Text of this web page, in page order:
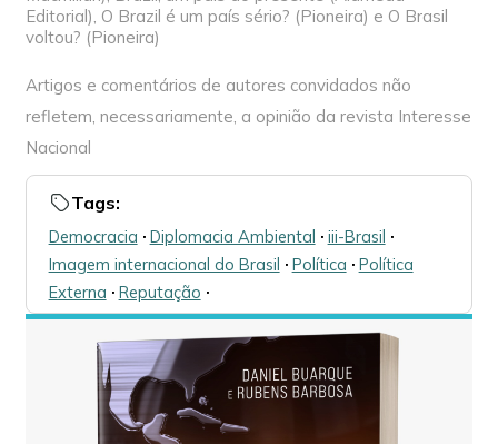
Editorial), O Brazil é um país sério? (Pioneira) e O Brasil
voltou? (Pioneira)
Artigos e comentários de autores convidados não
refletem, necessariamente, a opinião da revista Interesse
Nacional
Tags:
Democracia 🞌 Diplomacia Ambiental 🞌 iii-Brasil 🞌
Imagem internacional do Brasil 🞌 Política 🞌 Política
Externa 🞌 Reputação 🞌